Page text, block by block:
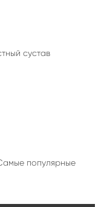
сустав
популярные